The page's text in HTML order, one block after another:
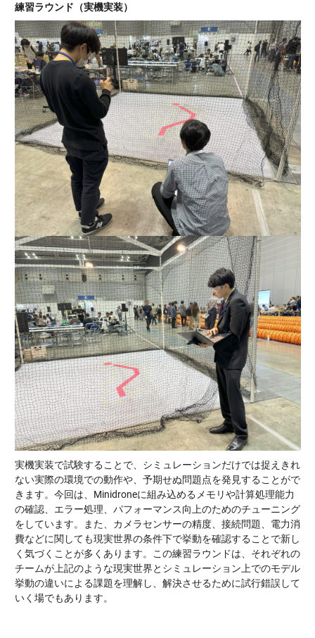
練習ラウンド（実機実装）
実機実装で試験することで、シミュレーションだけでは捉えきれ
ない実際の環境での動作や、予期せぬ問題点を発見することがで
きます。今回は、Minidroneに組み込めるメモリや計算処理能力
の確認、エラー処理、パフォーマンス向上のためのチューニング
をしています。また、カメラセンサーの精度、接続問題、電力消
費などに関しても現実世界の条件下で挙動を確認することで新し
く気づくことが多くあります。この練習ラウンドは、それぞれの
チームが上記のような現実世界とシミュレーション上でのモデル
挙動の違いによる課題を理解し、解決させるために試行錯誤して
いく場でもあります。